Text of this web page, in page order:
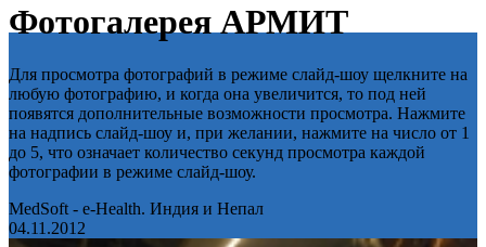
Фотогалерея АРМИТ
Для просмотра фотографий в режиме слайд-шоу щелкните на
любую фотографию, и когда она увеличится, то под ней
появятся дополнительные возможности просмотра. Нажмите
на надпись слайд-шоу и, при желании, нажмите на число от 1
до 5, что означает количество секунд просмотра каждой
фотографии в режиме слайд-шоу.
MedSoft - e-Health. Индия и Непал
04.11.2012